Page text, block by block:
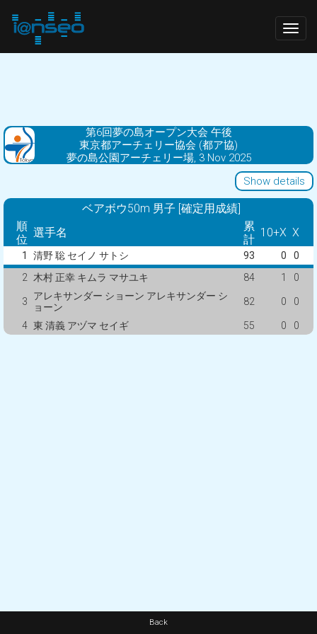
第6回夢の島オープン大会 午後
東京都アーチェリー協会 (都ア協)
夢の島公園アーチェリー場, 3 Nov 2025
Show details
ベアボウ50m 男子 [確定用成績]
順
位
選手名
累
計
10+X X
1 清野 聡 セイノ サトシ 93 0
0
2
木村 正幸 キムラ マサユキ 84 1 0
3
アレキサンダー ショーン アレキサンダー シ
ョーン
82 0 0
4 東 清義 アヅマ セイギ 55 0 0
Back